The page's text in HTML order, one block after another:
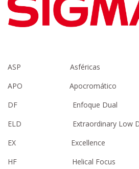
ASP Asféricas
APO Apocromático
DF Enfoque Dual
ELD Extraordinary Low
EX Excellence
HF Helical Focus